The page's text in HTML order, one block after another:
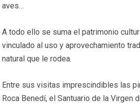
aves…
A todo ello se suma el patrimonio
vinculado al uso y aprovechamiento
natural que le rodea.
Entre sus visitas imprescindibles las
Roca Benedí, el Santuario de la Virgen